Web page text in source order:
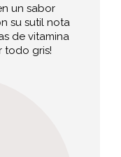
un sabor
su sutil nota
de vitamina
todo gris!